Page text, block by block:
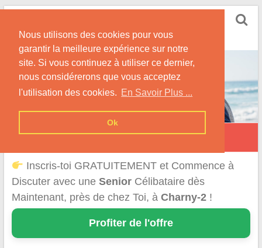
Nous utilisons des cookies pour vous
garantir la meilleure expérience sur notre
site. Si vous continuez à utiliser ce dernier,
nous considérerons que vous acceptez
l'utilisation des cookies. En Savoir Plus ...
Ok
Skip
content
Conseils & Infos pour la Rencontre d'une Senior
Charny
Inscris-toi GRATUITEMENT et Commence à
Discuter avec une SeniorCélibataire dès
Maintenant, près de chez Toi, à Charny-2!
Profiter de l'offre